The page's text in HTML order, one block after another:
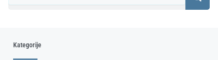
Kategorije